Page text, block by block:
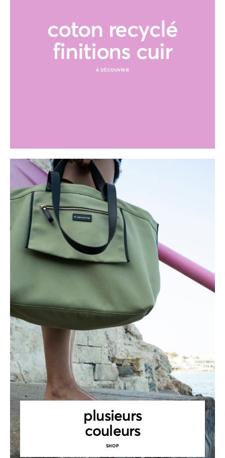
coton recyclé
finitions cuir
À DÉCOUVRIR
plusieurs
couleurs
SHOP